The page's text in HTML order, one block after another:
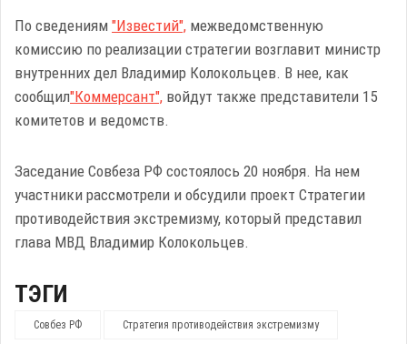
По сведениям "Известий", межведомственную
комиссию по реализации стратегии возглавит министр
внутренних дел Владимир Колокольцев. В нее, как
сообщил"Коммерсант", войдут также представители 15
комитетов и ведомств.
Заседание Совбеза РФ состоялось 20 ноября. На нем
участники рассмотрели и обсудили проект Стратегии
противодействия экстремизму, который представил
глава МВД Владимир Колокольцев.
ТЭГИ
Совбез РФ Стратегия противодействия экстремизму